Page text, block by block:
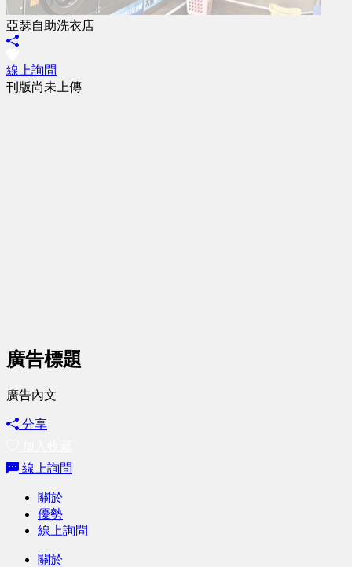
亞瑟自助洗衣店
線上詢問
刊版尚未上傳
廣告標題
廣告內文
分享
線上詢問
關於
優勢
線上詢問
關於